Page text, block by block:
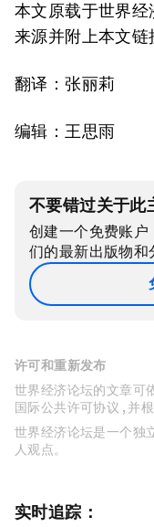
本文原载于世界经
来源并附上本文链
翻译：张丽莉
编辑：王思雨
不要错过关于此
创建一个免费账
们的最新出版物和
许可和重新发布
世界经济论坛的文章可
国际公共许可协议 , 并
世界经济论坛是一个独
人观点。
实时追踪：